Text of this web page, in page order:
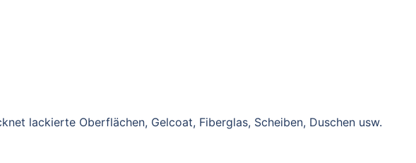
lackierte Oberflächen, Gelcoat, Fiberglas, Scheiben, Duschen usw.